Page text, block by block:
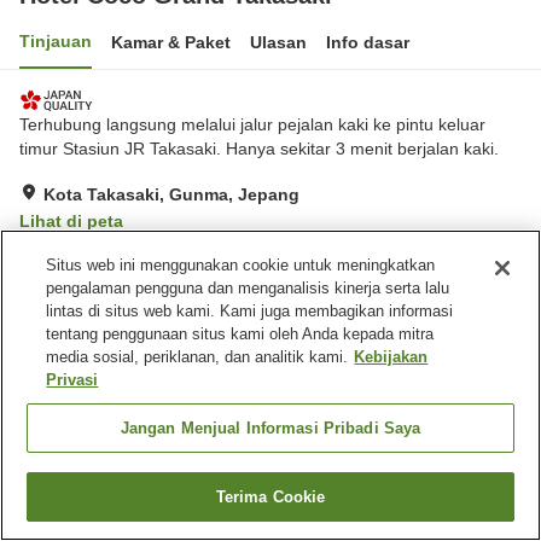
Tinjauan Kamar & Paket Ulasan Info dasar
Terhubung langsung melalui jalur pejalan kaki ke pintu keluar
timur Stasiun JR Takasaki. Hanya sekitar 3 menit berjalan kaki.
Kota Takasaki, Gunma, Jepang
Lihat di peta
Hebat Ulasan: 258
Fasilitas properti
Sauna
Spa / Salon kecantikan
Restoran
Beranda Jepang Gunma
Kota Takasaki
Hotel Coco Grand Takasaki
Cari kamar
Situs web ini menggunakan cookie untuk meningkatkan
pengalaman pengguna dan menganalisis kinerja serta lalu
lintas di situs web kami. Kami juga membagikan informasi
tentang penggunaan situs kami oleh Anda kepada mitra
media sosial, periklanan, dan analitik kami. Kebijakan
Privasi
Jangan Menjual Informasi Pribadi Saya
Terima Cookie